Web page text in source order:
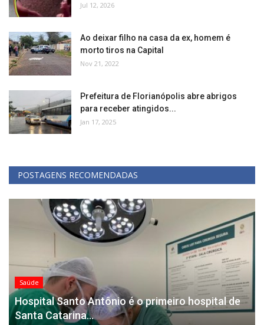
Jul 12, 2026
Ao deixar filho na casa da ex, homem é
morto tiros na Capital
Nov 21, 2022
Prefeitura de Florianópolis abre abrigos
para receber atingidos...
Jan 17, 2025
POSTAGENS RECOMENDADAS
Saúde
Hospital Santo Antônio é o primeiro hospital de
Santa Catarina...